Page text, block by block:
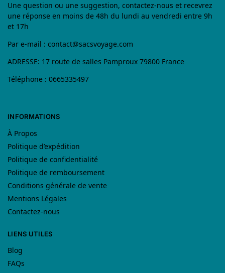
Une question ou une suggestion, contactez-nous et recevrez
une réponse en moins de 48h du lundi au vendredi entre 9h
et 17h
Par e-mail : contact@sacsvoyage.com
ADRESSE: 17 route de salles Pamproux 79800 France
Téléphone : 0665335497
INFORMATIONS
À Propos
Politique d’expédition
Politique de confidentialité
Politique de remboursement
Conditions générale de vente
Mentions Légales
Contactez-nous
LIENS UTILES
Blog
FAQs